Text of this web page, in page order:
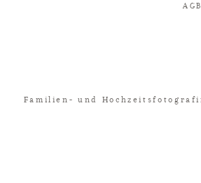
AGB
Familien- und